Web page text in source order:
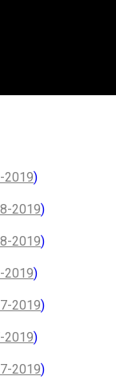
2019)
2019)
2019)
2019)
2019)
2019)
2019)